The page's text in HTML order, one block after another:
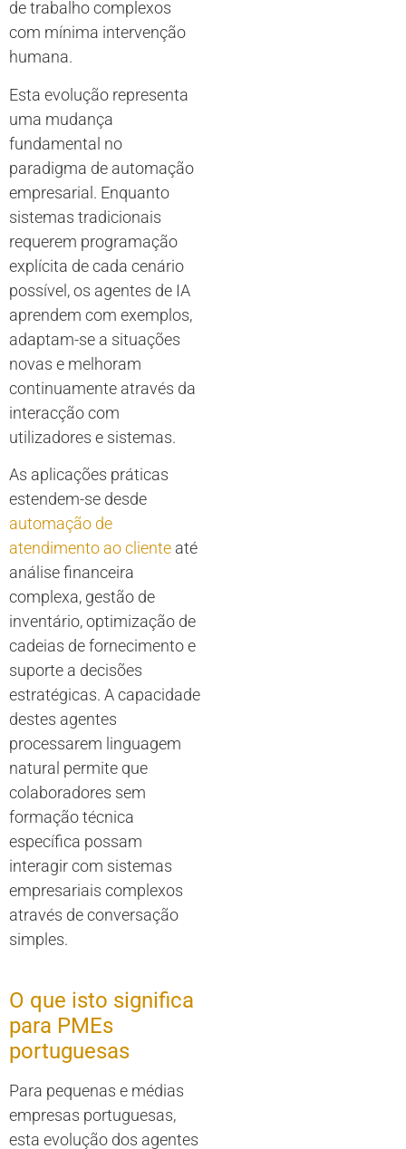
de trabalho complexos
com mínima intervenção
humana.
Esta evolução representa
uma mudança
fundamental no
paradigma de automação
empresarial. Enquanto
sistemas tradicionais
requerem programação
explícita de cada cenário
possível, os agentes de IA
aprendem com exemplos,
adaptam-se a situações
novas e melhoram
continuamente através da
interacção com
utilizadores e sistemas.
As aplicações práticas
estendem-se desde
automação de
atendimento ao cliente até
análise financeira
complexa, gestão de
inventário, optimização de
cadeias de fornecimento e
suporte a decisões
estratégicas. A capacidade
destes agentes
processarem linguagem
natural permite que
colaboradores sem
formação técnica
específica possam
interagir com sistemas
empresariais complexos
através de conversação
simples.
O que isto significa
para PMEs
portuguesas
Para pequenas e médias
empresas portuguesas,
esta evolução dos agentes